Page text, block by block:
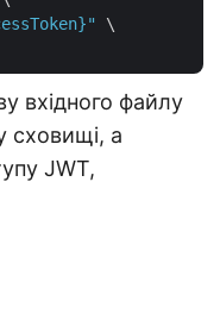
\
вхідного файлу
сховищі, а
JWT,